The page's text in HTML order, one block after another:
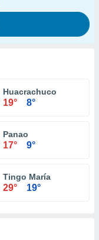
Huacrachuco
19° 8°
Panao
17° 9°
Tingo María
29° 19°